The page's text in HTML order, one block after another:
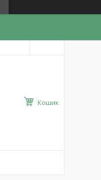
Кошик